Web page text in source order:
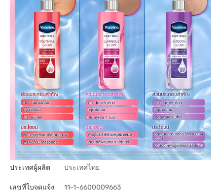
ประเทศผู้ผลิต ประเทศไทย
เลขที่ใบจดแจ้ง 11-1-6600009663